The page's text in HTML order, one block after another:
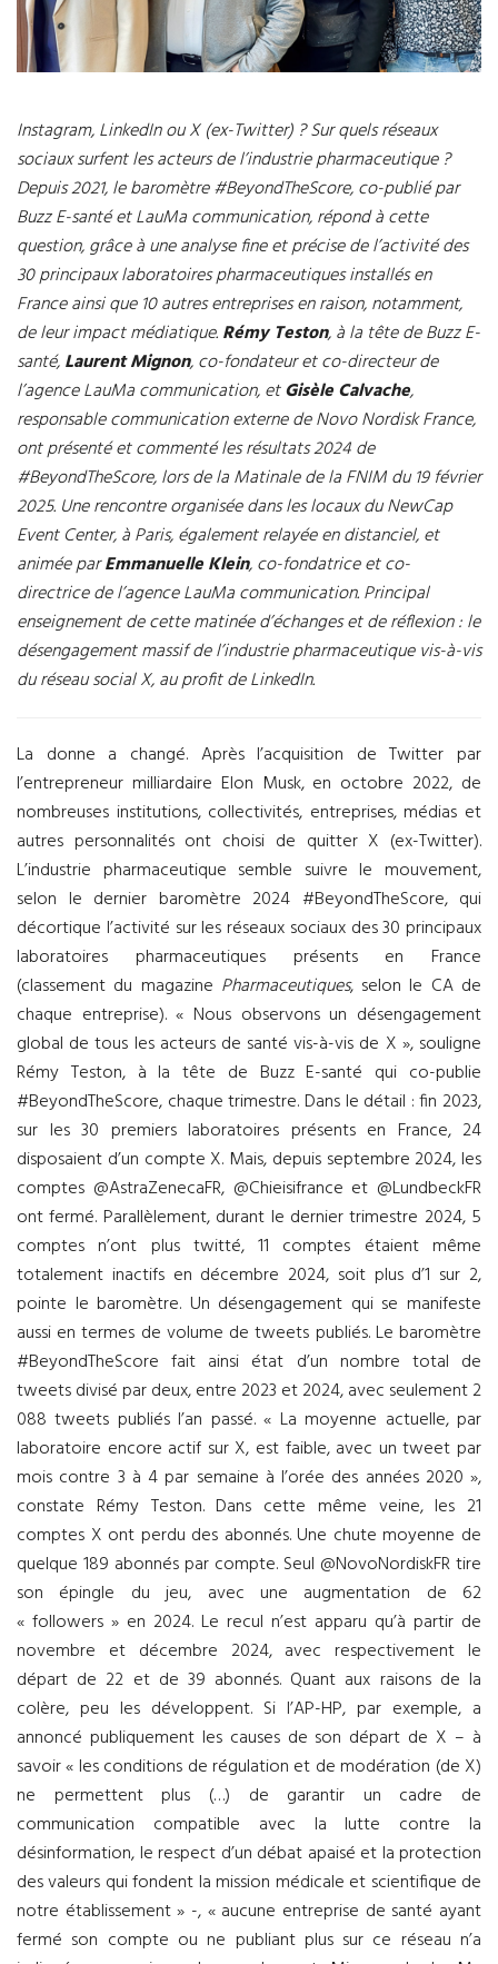
Instagram, LinkedIn ou X (ex-Twitter) ? Sur quels réseaux
sociaux surfent les acteurs de l’industrie pharmaceutique ?
Depuis 2021, le baromètre #BeyondTheScore, co-publié par
Buzz E-santé et LauMa communication, répond à cette
question, grâce à une analyse fine et précise de l’activité des
30 principaux laboratoires pharmaceutiques installés en
France ainsi que 10 autres entreprises en raison, notamment,
de leur impact médiatique.Rémy Teston, à la tête de Buzz E-
santé,Laurent Mignon, co-fondateur et co-directeur de
l’agence LauMa communication, etGisèle Calvache,
responsable communication externe de Novo Nordisk France,
ont présenté et commenté les résultats 2024 de
#BeyondTheScore, lors de la Matinale de la FNIM du 19 février
2025. Une rencontre organisée dans les locaux du NewCap
Event Center, à Paris, également relayée en distanciel, et
animée parEmmanuelle Klein, co-fondatrice et co-
directrice de l’agence LauMa communication. Principal
enseignement de cette matinée d’échanges et de réflexion : le
désengagement massif de l’industrie pharmaceutique vis-à-vis
du réseau social X, au profit de LinkedIn.
La donne a changé. Après l’acquisition de Twitter par
l’entrepreneur milliardaire Elon Musk, en octobre 2022, de
nombreuses institutions, collectivités, entreprises, médias et
autres personnalités ont choisi de quitter X (ex-Twitter).
L’industrie pharmaceutique semble suivre le mouvement,
selon le dernier baromètre 2024 #BeyondTheScore, qui
décortique l’activité sur les réseaux sociaux des 30 principaux
laboratoires pharmaceutiques présents en France
(classement du magazine Pharmaceutiques, selon le CA de
chaque entreprise). « Nous observons un désengagement
global de tous les acteurs de santé vis-à-vis de X », souligne
Rémy Teston, à la tête de Buzz E-santé qui co-publie
#BeyondTheScore, chaque trimestre. Dans le détail : fin 2023,
sur les 30 premiers laboratoires présents en France, 24
disposaient d’un compte X. Mais, depuis septembre 2024, les
comptes @AstraZenecaFR, @Chieisifrance et @LundbeckFR
ont fermé. Parallèlement, durant le dernier trimestre 2024, 5
comptes n’ont plus twitté, 11 comptes étaient même
totalement inactifs en décembre 2024, soit plus d’1 sur 2,
pointe le baromètre. Un désengagement qui se manifeste
aussi en termes de volume de tweets publiés. Le baromètre
#BeyondTheScore fait ainsi état d’un nombre total de
tweets divisé par deux, entre 2023 et 2024, avec seulement 2
088 tweets publiés l’an passé. « La moyenne actuelle, par
laboratoire encore actif sur X, est faible, avec un tweet par
mois contre 3 à 4 par semaine à l’orée des années 2020 »,
constate Rémy Teston. Dans cette même veine, les 21
comptes X ont perdu des abonnés. Une chute moyenne de
quelque 189 abonnés par compte. Seul @NovoNordiskFR tire
son épingle du jeu, avec une augmentation de 62
« followers » en 2024. Le recul n’est apparu qu’à partir de
novembre et décembre 2024, avec respectivement le
départ de 22 et de 39 abonnés. Quant aux raisons de la
colère, peu les développent. Si l’AP-HP, par exemple, a
annoncé publiquement les causes de son départ de X – à
savoir « les conditions de régulation et de modération (de X)
ne permettent plus (…) de garantir un cadre de
communication compatible avec la lutte contre la
désinformation, le respect d’un débat apaisé et la protection
des valeurs qui fondent la mission médicale et scientifique de
notre établissement » -, « aucune entreprise de santé ayant
fermé son compte ou ne publiant plus sur ce réseau n’a